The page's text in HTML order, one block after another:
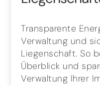
Transparente
Verwaltung und
Liegenschaft. So
Überblick und
Verwaltung Ihrer